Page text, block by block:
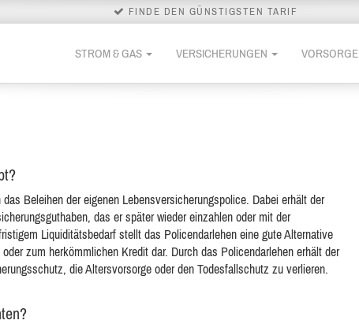
FINDE DEN GÜNSTIGSTEN TARIF
STROM & GAS VERSICHERUNGEN VORSORGE
Beleihen der eigenen Lebensversicherungspolice. Dabei erhält der
das erspäter wieder einzahlen oder mit der
Liquiditätsbedarf stellt das Policendarlehen eine gute Alternative
zum herkömmlichen Kredit dar. Durch das Policendarlehen erhält der
die Altersvorsorge oder den Todesfallschutz zu verlieren.